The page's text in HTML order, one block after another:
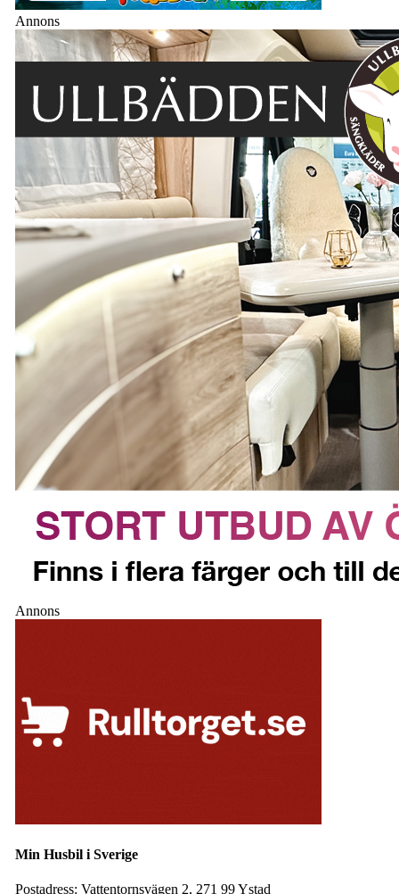
Annons
Annons
Min Husbil i Sverige
Postadress: Vattentornsvägen 2, 271 99 Ystad